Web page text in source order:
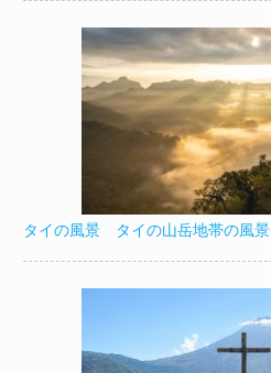
タイの風景 タイの山岳地帯の風景